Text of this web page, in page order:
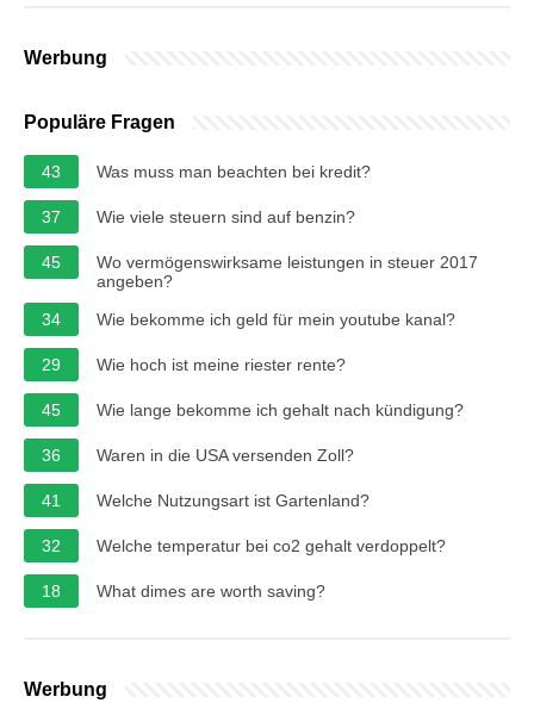
Werbung
Populäre Fragen
43 Was muss man beachten bei kredit?
37 Wie viele steuern sind auf benzin?
45
Wo vermögenswirksame leistungen in steuer 2017
angeben?
34
Wie bekomme ich geld für mein youtube kanal?
29 Wie hoch ist meine riester rente?
45 Wie lange bekomme ich gehalt nach kündigung?
36 Waren in die USA versenden Zoll?
41 Welche Nutzungsart ist Gartenland?
32 Welche temperatur bei co2 gehalt verdoppelt?
18 What dimes are worth saving?
Werbung